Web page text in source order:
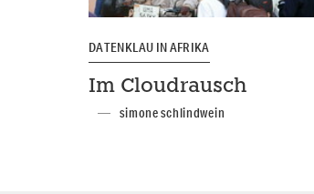
DATENKLAU IN AFRIKA
Im Cloudrausch
simone schlindwein